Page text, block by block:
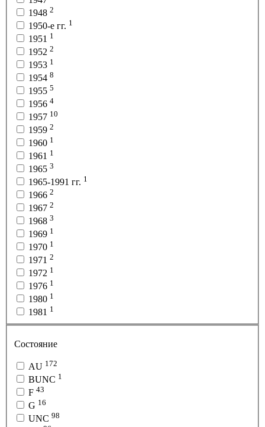
1948 2
1950-е гг. 1
1951 1
1952 2
1953 1
1954 8
1955 5
1956 4
1957 10
1959 2
1960 1
1961 1
1965 3
1965-1991 гг. 1
1966 2
1967 2
1968 3
1969 1
1970 1
1971 2
1972 1
1976 1
1980 1
1981 1
Состояние
AU 172
BUNC 1
F 43
G 16
UNC 98